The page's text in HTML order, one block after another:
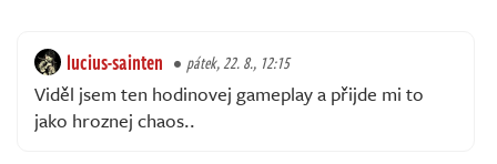
lucius-sainten pátek, 22. 8., 12:15
Viděl jsem ten hodinovej gameplay a přijde mi to
jako hroznej chaos..